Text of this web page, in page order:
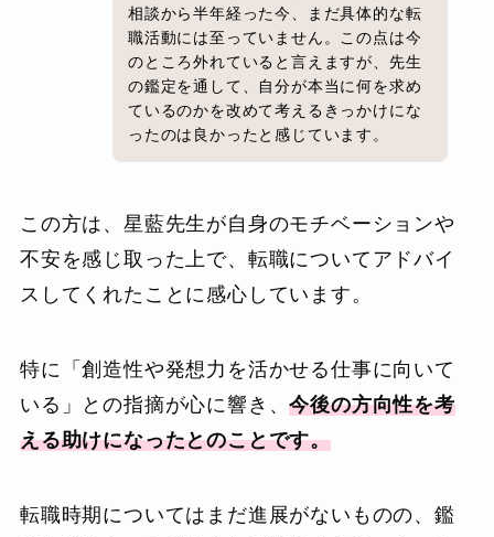
相談から半年経った今、まだ具体的な転
職活動には至っていません。この点は今
のところ外れていると言えますが、先生
の鑑定を通して、自分が本当に何を求め
ているのかを改めて考えるきっかけにな
ったのは良かったと感じています。
この方は、星藍先生が自身のモチベーションや
不安を感じ取った上で、転職についてアドバイ
スしてくれたことに感心しています。
特に「創造性や発想力を活かせる仕事に向いて
いる」との指摘が心に響き、今後の方向性を考
える助けになったとのことです。
転職時期についてはまだ進展がないものの、鑑